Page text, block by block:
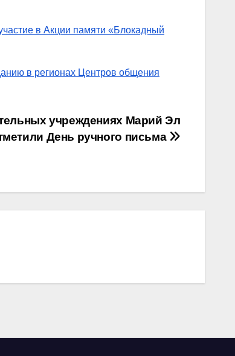
в Акции памяти «Блокадный
в регионах Центров общения
учреждениях Марий Эл
День ручного письма